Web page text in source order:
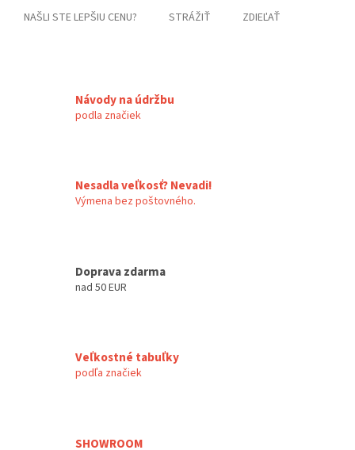
NAŠLI STE LEPŠIU CENU? STRÁŽIŤ ZDIEĽAŤ
Návody na údržbu
podla značiek
Nesadla veľkosť? Nevadi!
Výmena bez poštovného.
Doprava zdarma
nad 50 EUR
Veľkostné tabuľky
podľa značiek
SHOWROOM